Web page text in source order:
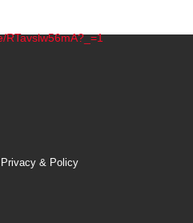
RTavslw56mA?_=1
Privacy & Policy